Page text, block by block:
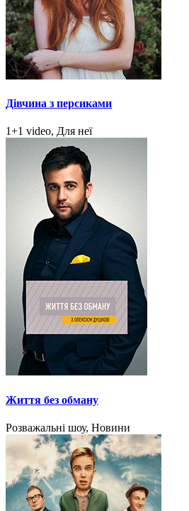
Дівчина з персиками
1+1 video, Для неї
Життя без обману
Розважальні шоу, Новини